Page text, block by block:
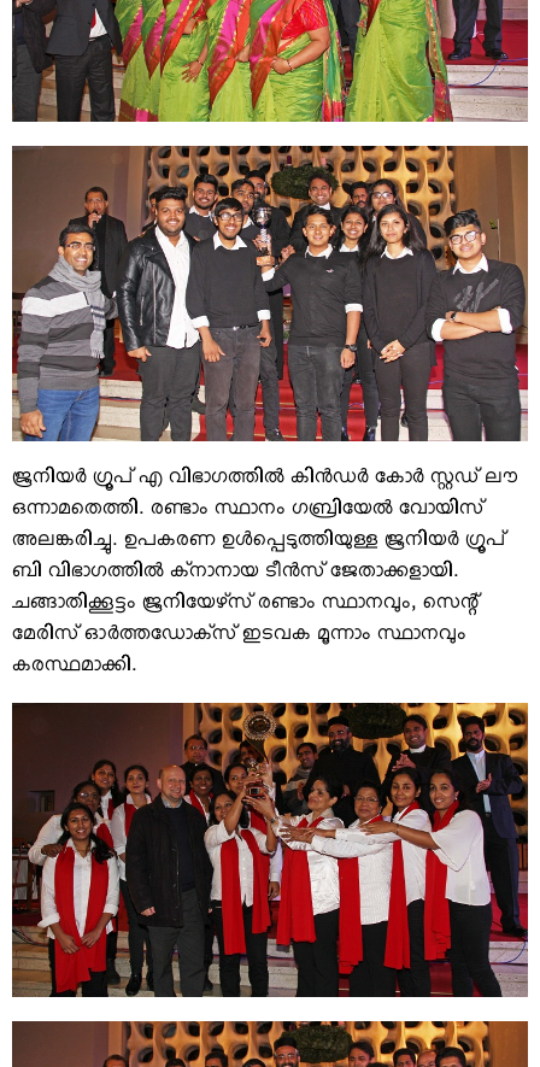
ജൂനിയര്‍ ഗ്രൂപ് എ വിഭാഗത്തില്‍ കിന്‍ഡര്‍ കോര്‍ സ്റ്റഡ് ലൗ
ഒന്നാമതെത്തി. രണ്ടാം സ്ഥാനം ഗബ്രിയേല്‍ വോയിസ്
അലങ്കരിച്ചു. ഉപകരണ ഉള്‍പ്പെടുത്തിയുള്ള ജൂനിയര്‍ ഗ്രൂപ്
ബി വിഭാഗത്തില്‍ ക്‌നാനായ ടീന്‍സ് ജേതാക്കളായി.
ചങ്ങാതിക്കൂട്ടം ജൂനിയേഴ്‌സ് രണ്ടാം സ്ഥാനവും, സെന്റ്
മേരിസ് ഓര്‍ത്തഡോക്‌സ് ഇടവക മൂന്നാം സ്ഥാനവും
കരസ്ഥമാക്കി.